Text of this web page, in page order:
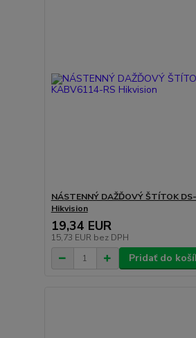
NÁSTENNÝ DAŽĎOVÝ ŠTÍTOK
Hikvision
19,34 EUR
15,73 EUR bez DPH
Pridať do